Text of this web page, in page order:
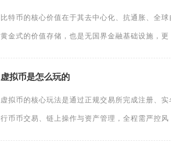
比特币的核心价值在于其去中心化、抗通胀、全
黄金式的价值存储，也是无国界金融基础设施，更
虚拟币是怎么玩的
虚拟币的核心玩法是通过正规交易所完成注册、
行币币交易、链上操作与资产管理，全程需严控风